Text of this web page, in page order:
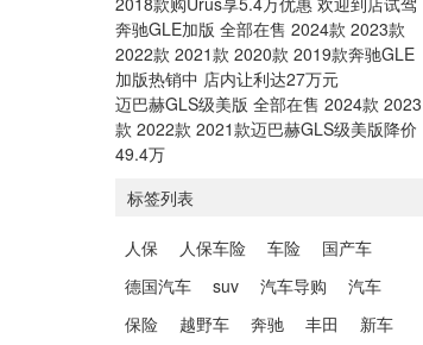
奔驰GLE加版 全部在售 2024款 2023款
2022款 2021款 2020款 2019款奔驰GLE
加版热销中 店内让利达27万元
迈巴赫GLS级美版 全部在售 2024款 2023
款 2022款 2021款迈巴赫GLS级美版降价
49.4万
标签列表
人保 人保车险 车险
国产车
德国汽车
suv 汽车导购
汽车
保险
越野车 奔驰 丰田 新车